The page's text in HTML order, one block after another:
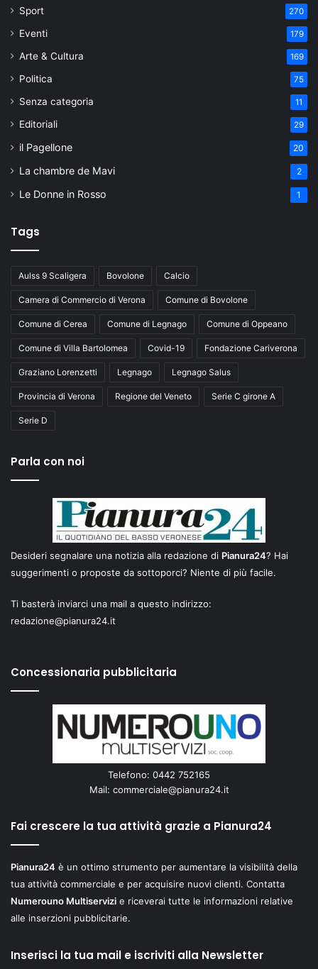
Sport 270
Eventi 179
Arte & Cultura 169
Politica 75
Senza categoria 11
Editoriali 29
il Pagellone 20
La chambre de Mavi 2
Le Donne in Rosso 1
Tags
Aulss 9 Scaligera Bovolone Calcio
Camera di Commercio di Verona Comune di Bovolone
Comune di Cerea Comune di Legnago Comune di Oppeano
Comune di Villa Bartolomea Covid-19 Fondazione Cariverona
Graziano Lorenzetti Legnago Legnago Salus
Provincia di Verona Regione del Veneto Serie C girone A
Serie D
Parla con noi
Desideri segnalare una notizia alla redazione di Pianura24? Hai
suggerimenti o proposte da sottoporci? Niente di più facile.
Ti basterà inviarci una mail a questo indirizzo:
redazione@pianura24.it
Concessionaria pubblicitaria
Telefono: 0442 752165
Mail: commerciale@pianura24.it
Fai crescere la tua attività grazie a Pianura24
Pianura24 è un ottimo strumento per aumentare la visibilità della
tua attività commerciale e per acquisire nuovi clienti. Contatta
Numerouno Multiservizi e riceverai tutte le informazioni relative
alle inserzioni pubblicitarie.
Inserisci la tua mail e iscriviti alla Newsletter